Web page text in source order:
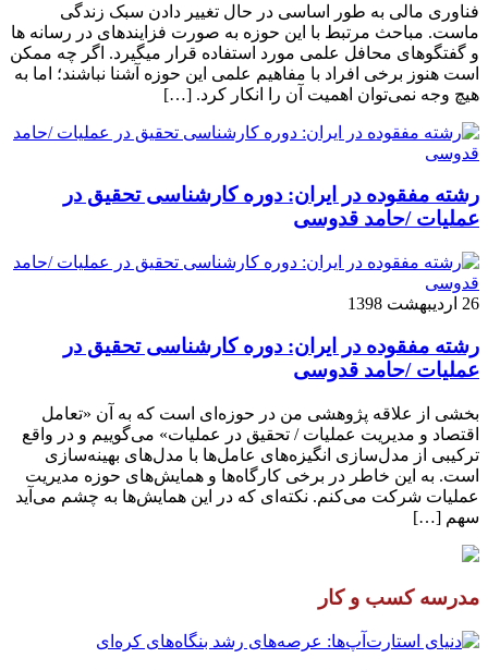
فناوری مالی به طور اساسی در حال تغییر دادن سبک زندگی
ماست. مباحث مرتبط با این حوزه به صورت فزاینده­ای در رسانه­ ها
و گفتگوهای محافل علمی مورد استفاده قرار می­گیرد. اگر چه ممکن
است هنوز برخی افراد با مفاهیم علمی این حوزه آشنا نباشند؛ اما به
هیچ وجه نمی‌توان اهمیت آن را انکار کرد. […]
رشته مفقوده در ایران: دوره کارشناسی تحقیق در
عملیات /حامد قدوسی
26 اردیبهشت 1398
رشته مفقوده در ایران: دوره کارشناسی تحقیق در
عملیات /حامد قدوسی
بخشی از علاقه پژوهشی من در حوزه‌ای است که به آن «تعامل
اقتصاد و مدیریت عملیات / تحقیق در عملیات» می‌گوییم و در واقع
ترکیبی از مدل‌سازی انگیزه‌های عامل‌ها با مدل‌های بهینه‌سازی
است. به این خاطر در برخی کارگاه‌ها و همایش‌های حوزه مدیریت
عملیات شرکت می‌کنم. نکته‌ای که در این همایش‌ها به چشم می‌آید
سهم […]
مدرسه کسب و کار